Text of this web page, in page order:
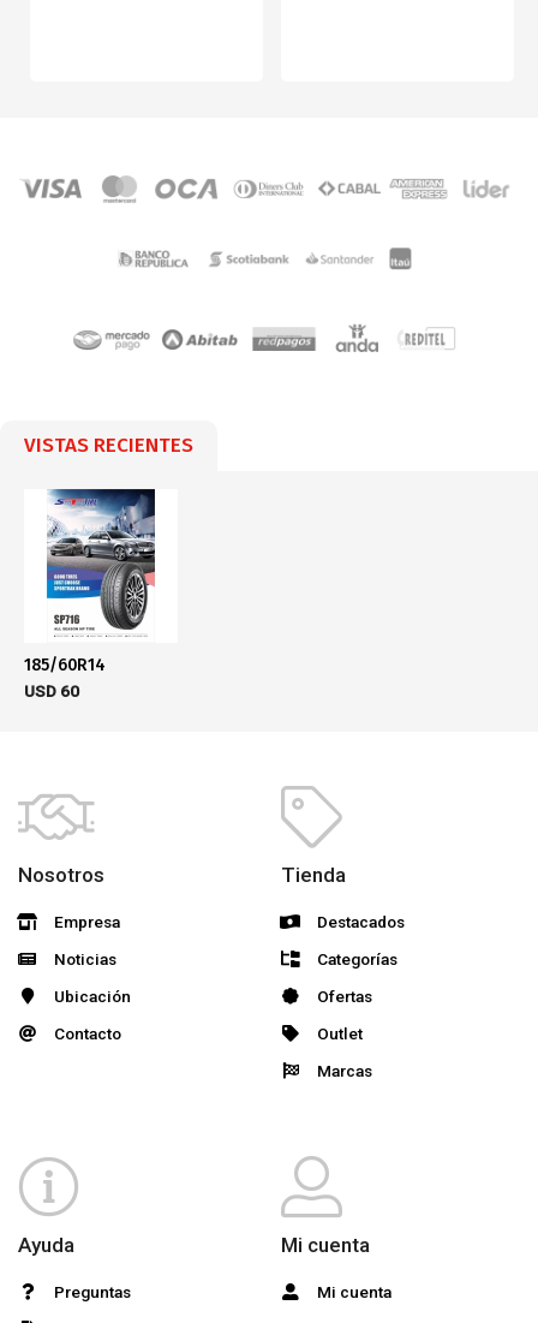
VISTAS RECIENTES
185/60R14
USD 60
Nosotros
Empresa
Noticias
Ubicación
Contacto
Tienda
Destacados
Categorías
Ofertas
Outlet
Marcas
Ayuda
Preguntas
Mi cuenta
Mi cuenta